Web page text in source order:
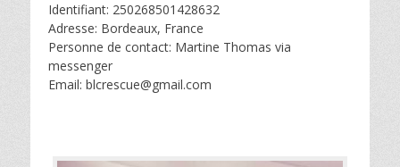
Identifiant: 250268501428632
Adresse: Bordeaux, France
Personne de contact: Martine Thomas via
messenger
Email: blcrescue@gmail.com